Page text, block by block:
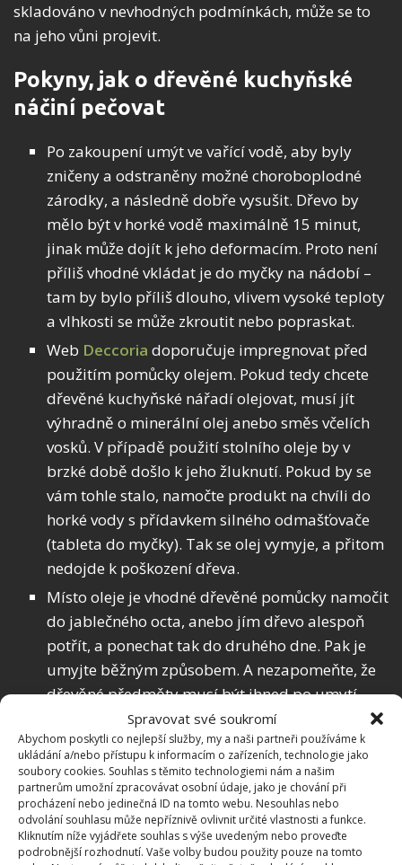
Spravovat své soukromí
Abychom poskytli co nejlepší služby, my a naši partneři používáme k
ukládání a/nebo přístupu k informacím o zařízeních, technologie jako
soubory cookies. Souhlas s těmito technologiemi nám a našim
partnerům umožní zpracovávat osobní údaje, jako je chování při
procházení nebo jedinečná ID na tomto webu. Nesouhlas nebo
odvolání souhlasu může nepříznivě ovlivnit určité vlastnosti a funkce.
Kliknutím níže vyjádřete souhlas s výše uvedeným nebo proveďte
podrobnější rozhodnutí. Vaše volby budou použity pouze na tomto
skladováno v nevhodných podmínkách, může se to
na jeho vůni projevit.
Pokyny, jak o dřevěné kuchyňské
náčiní pečovat
Po zakoupení umýt ve vařící vodě, aby byly
zničeny a odstraněny možné choroboplodné
zárodky, a následně dobře vysušit. Dřevo by
mělo být v horké vodě maximálně 15 minut,
jinak může dojít k jeho deformacím. Proto není
příliš vhodné vkládat je do myčky na nádobí –
tam by bylo příliš dlouho, vlivem vysoké teploty
a vlhkosti se může zkroutit nebo popraskat.
Web Deccoria doporučuje impregnovat před
použitím pomůcky olejem. Pokud tedy chcete
dřevěné kuchyňské nářadí olejovat, musí jít
výhradně o minerální olej anebo směs včelích
vosků. V případě použití stolního oleje by v
brzké době došlo k jeho žluknutí. Pokud by se
vám tohle stalo, namočte produkt na chvíli do
horké vody s přídavkem silného odmašťovače
(tableta do myčky). Tak se olej vymyje, a přitom
nedojde k poškození dřeva.
Místo oleje je vhodné dřevěné pomůcky namočit
do jablečného octa, anebo jím dřevo alespoň
potřít, a ponechat tak do druhého dne. Pak je
umyjte běžným způsobem. A nezapomeňte, že
dřevěné předměty musí být ihned po umytí
vysušeny. Znamená to utřít utěrkou a nechat
doschnout volně na vzduchu.
Připálená pánev má své
zachránce. I ten poslední zbytek
usazeniny odstraní tableta do
myčky či citron